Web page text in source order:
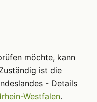
möchte, kann
ist die
- Details
Westfalen.